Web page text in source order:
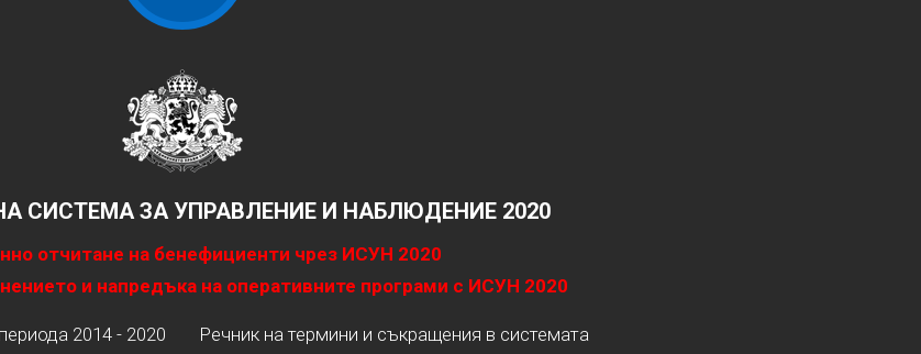
СИСТЕМА ЗА УПРАВЛЕНИЕ И НАБЛЮДЕНИЕ 2020
отчитане на бенефициенти чрез ИСУН 2020
и напредъка на оперативните програми с ИСУН 2020
2014 - 2020
Речник на термини и съкращения в системата